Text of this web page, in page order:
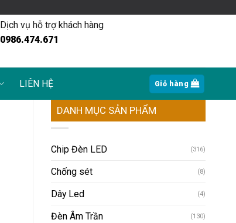
Dịch vụ hỗ trợ khách hàng
0986.474.671
LIÊN HỆ Giỏ hàng
DANH MỤC SẢN PHẨM
Chip Đèn LED (316)
Chống sét (8)
Dây Led (4)
Đèn Âm Trần (130)